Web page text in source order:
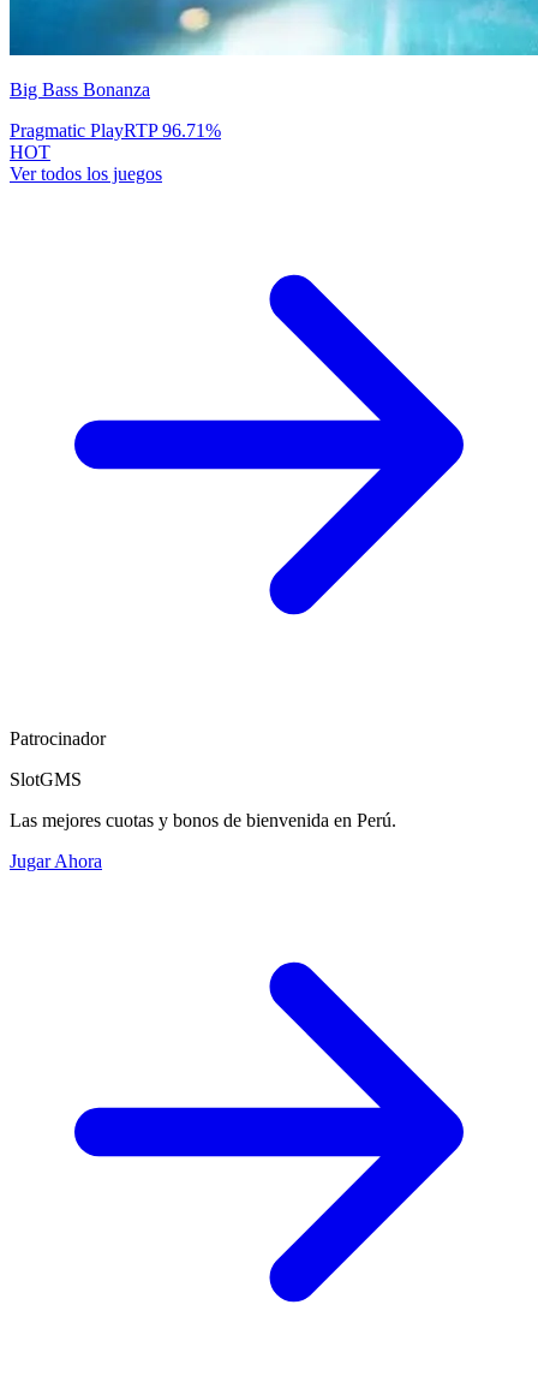
Big Bass Bonanza
Pragmatic PlayRTP96.71%
HOT
Ver todos los juegos
Patrocinador
SlotGMS
Las mejores cuotas y bonos de bienvenida en Perú.
Jugar Ahora